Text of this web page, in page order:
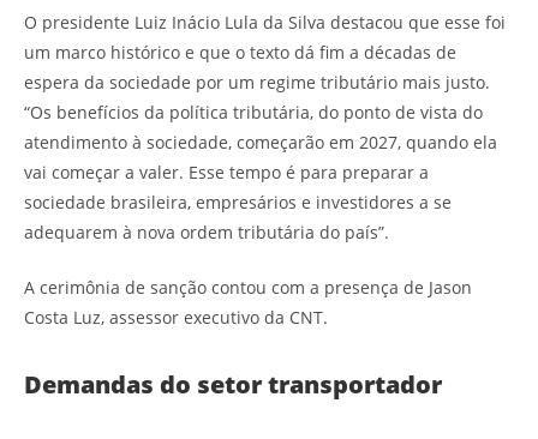
O presidente Luiz Inácio Lula da Silva destacou que esse foi
um marco histórico e que o texto dá fim a décadas de
espera da sociedade por um regime tributário mais justo.
“Os benefícios da política tributária, do ponto de vista do
atendimento à sociedade, começarão em 2027, quando ela
vai começar a valer. Esse tempo é para preparar a
sociedade brasileira, empresários e investidores a se
adequarem à nova ordem tributária do país”.
A cerimônia de sanção contou com a presença de Jason
Costa Luz, assessor executivo da CNT.
Demandas do setor transportador